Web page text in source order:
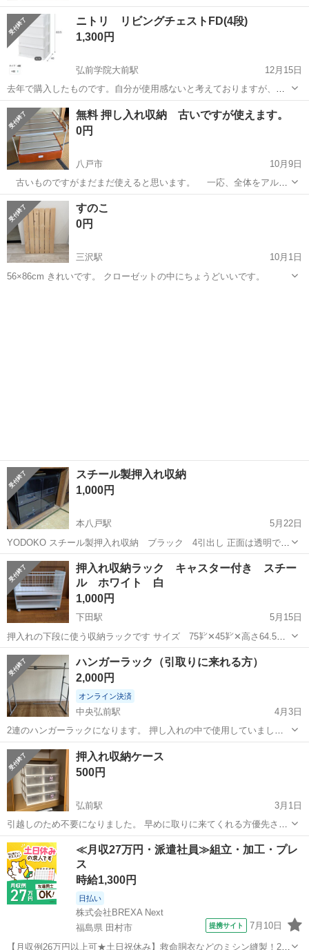
ニトリ リビングチェストFD(4段)
1,300円
弘前学院大前駅
12月15日
去年で購入したものです。自分が使用感ないと考えておりますが、あ
くまでも中古品としてご了承下さい。 よろしくお願い致します。 3段
のものもございます、1000円での譲渡となります。 よろしくお願い致
します。 手渡しはで...
青森 弘前市 弘前学院大前駅 収納家具
リビングチェスト
無料 押し入れ収納 古いですが使えます。
0円
八戸市
10月9日
古いものですがまだまだ使えると思います。 一応、全体をアルコ
ール拭き等してあります。 傷、汚れなどはご容赦ください。 大き
いので出来れば引き取り希望致します。 サイズ 幅７３ｃｍ 奥行
７０ｃｍ 高さ...
青森 八戸市
すのこ
0円
三沢駅
10月1日
56×86cm きれいです。 クローゼットの中にちょうどいいです。
スチール製押入れ収納
1,000円
本八戸駅
5月22日
YODOKO スチール製押入れ収納 ブラック 4引出し 正面は透明で中
が見えるようになっています。 たっぷり入ります。 サイズ…幅75cm
高さ65cm奥行65cm 下の段、正面蓋にヒビ割れ見えてますが欠けては
いません。...
青森 八戸市 本八戸駅 収納家具 押入れ
押入れ収納ラック キャスター付き スチー
ル ホワイト 白
1,000円
下田駅
5月15日
押入れの下段に使う収納ラックです サイズ 75㌢✕45㌢✕高さ64.5㌢
奥行き75㌢あるので、縦向きに使用して押入れ奥まで収納出来ます 8
年程使用してるので、溝の汚れや歪み、凹み等(画像)がありますが、し
っかりした作...
青森 上北郡 下田駅 収納家具 押入れ
ハンガーラック（引取りに来れる方）
2,000円
オンライン決済
中央弘前駅
4月3日
2連のハンガーラックになります。 押し入れの中で使用していまし
た。 若干のゆがみはありますが、目立った傷や汚れはなく問題なく使
用できます。 説明書あり。 箱なし。 2枚目の写真の状態でのお渡しに
なります。 組み立てには六...
青森 弘前市 中央弘前駅
押入れ収納ケース
500円
弘前駅
3月1日
引越しのため不要になりました。 早めに取りに来てくれる方優先させ
ていただいます、 すみませんがよろしくお願い致しますm(._.)m
青森 弘前市 弘前駅 収納家具 押入れ
≪月収27万円・派遣社員≫組立・加工・プレ
ス
時給1,300円
日払い
株式会社BREXA Next
福島県 田村市
提携サイト 7月10日
【月収例26万円以上可★土日祝休み】救命胴衣などのミシン縫製！20